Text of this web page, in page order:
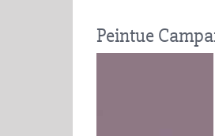
Peintue